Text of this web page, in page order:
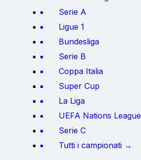
Serie A
Ligue 1
Bundesliga
Serie B
Coppa Italia
Super Cup
La Liga
UEFA Nations League
Serie C
Tutti i campionati →